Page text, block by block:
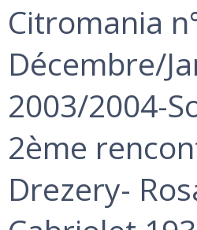
‎Citromania
Décembre/
2003/2004-
2ème
Drezery-